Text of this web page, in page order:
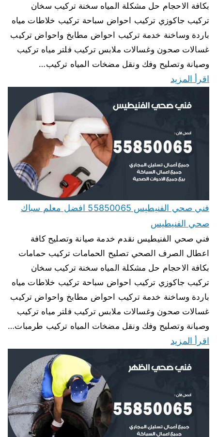
بكافة الاحجام حل مشكلة المياه سخنة تركيب سخان
تركيب جاكوزي تركيب احواض سباحة تركيب خلاطات مياه
باردة وساخنة خدمة تركيب احواض مطابخ واحواض تركيب
غسالات صحون وغسالات ملابس تركيب فلتر مياه تركيب
وصيانة وتصليح وفك ونقل مضخات المياه تركيب…
اقرأ المزيد
فني صحي الفنيطيس 55850065 افضل معلم سباك
صحي الفنيطيس
فني صحي الفنيطيس نقدم خدمة صيانة وتصليح كافة
اعطال الصرف الصحي تصليح الحمامات تركيب حمامات
بكافة الاحجام حل مشكلة المياه سخنة تركيب سخان
تركيب جاكوزي تركيب احواض سباحة تركيب خلاطات مياه
باردة وساخنة خدمة تركيب احواض مطابخ واحواض تركيب
غسالات صحون وغسالات ملابس تركيب فلتر مياه تركيب
وصيانة وتصليح وفك ونقل مضخات المياه تركيب طرمبات…
اقرأ المزيد